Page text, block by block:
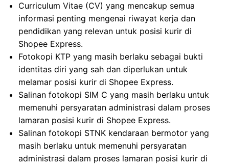
Curriculum Vitae (CV) yang mencakup semua
informasi penting mengenai riwayat kerja dan
pendidikan yang relevan untuk posisi kurir di
Shopee Express.
Fotokopi KTP yang masih berlaku sebagai bukti
identitas diri yang sah dan diperlukan untuk
melamar posisi kurir di Shopee Express.
Salinan fotokopi SIM C yang masih berlaku untuk
memenuhi persyaratan administrasi dalam proses
lamaran posisi kurir di Shopee Express.
Salinan fotokopi STNK kendaraan bermotor yang
masih berlaku untuk memenuhi persyaratan
administrasi dalam proses lamaran posisi kurir di